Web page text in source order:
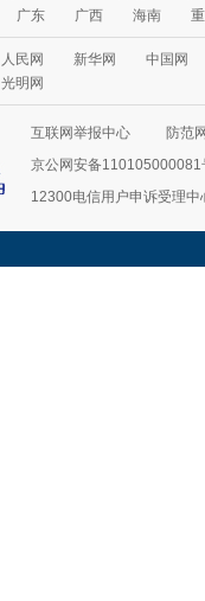
广东 广西 海南
人民网 新华网
中国网
光明网
互联网举报中心
防范
京公网安备110105000081
12300电信用户申诉受理中